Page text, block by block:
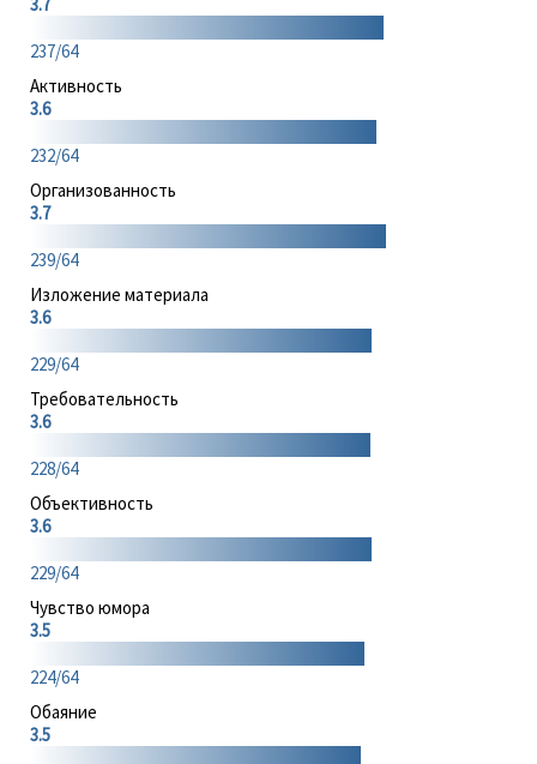
237/64
Активность
3.6
232/64
Организованность
3.7
239/64
Изложение материала
3.6
229/64
Требовательность
3.6
228/64
Объективность
3.6
229/64
Чувство юмора
3.5
224/64
Обаяние
3.5